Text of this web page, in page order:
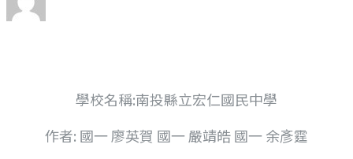
學校名稱:南投縣立宏仁國民中學
作者: 國一 廖英賀 國一 嚴靖皓 國一 余彥霆